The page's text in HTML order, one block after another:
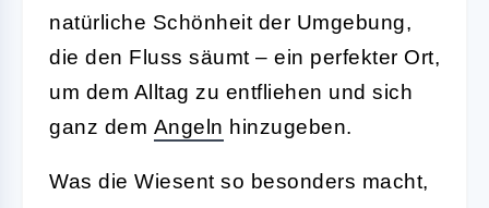
natürliche Schönheit der Umgebung,
die den Fluss säumt – ein perfekter Ort,
um dem Alltag zu entfliehen und sich
ganz dem Angeln hinzugeben.
Was die Wiesent so besonders macht,